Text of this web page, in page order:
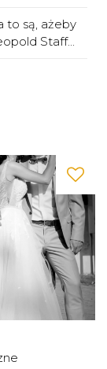
to są, ażeby
Staff...